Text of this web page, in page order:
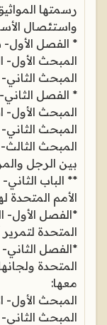
رسمتها
واستئصال
* الفصل
المبحث الأول-
المبحث
* الفصل
المبحث الأول-
المبحث
المبحث الثالث-
بين الرجل
** الباب
الأمم المتحدة
*الفصل الأول-
المتحدة
*الفصل الثاني-
المتحدة
معها:
المبحث الأول-
المبحث الثاني-